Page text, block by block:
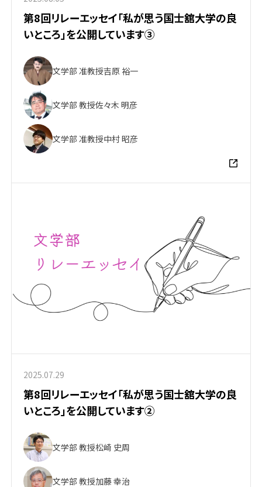
第8回リレーエッセイ「私が思う国士舘大学の良
いところ」を公開しています③
文学部 准教授吉原 裕一
文学部 教授佐々木 明彦
文学部 准教授中村 昭彦
2025.07.29
第8回リレーエッセイ「私が思う国士舘大学の良
いところ」を公開しています②
文学部 教授松崎 史周
文学部 教授加藤 幸治